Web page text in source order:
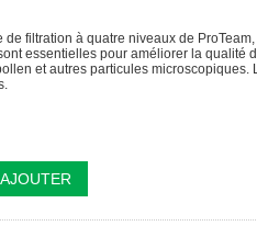
de filtration à quatre niveaux de
essentielles pour améliorer la qualité
et autres particules
AJOUTER